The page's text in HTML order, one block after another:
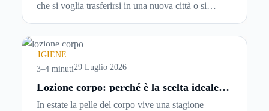
che si voglia trasferirsi in una nuova città o si
abbiano problemi a pagare il canone, per cui si
comincia a cercare un’altra abitazione: è legittimo
chiedersi se è possibile
locazioneprima che scada. In questa guida
capiremo come inviare la disdetta per un contratto
IGIENE
3–4 minuti29 Luglio 2026
Lozione corpo: perché è la scelta ideale
In estate la pelle del corpo vive una stagione